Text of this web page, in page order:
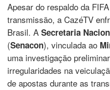
Apesar do respaldo da
transmissão, a CazéTV
Brasil. A Secretaria
(Senacon), vinculada ao
uma investigação
irregularidades na
de apostas durante as